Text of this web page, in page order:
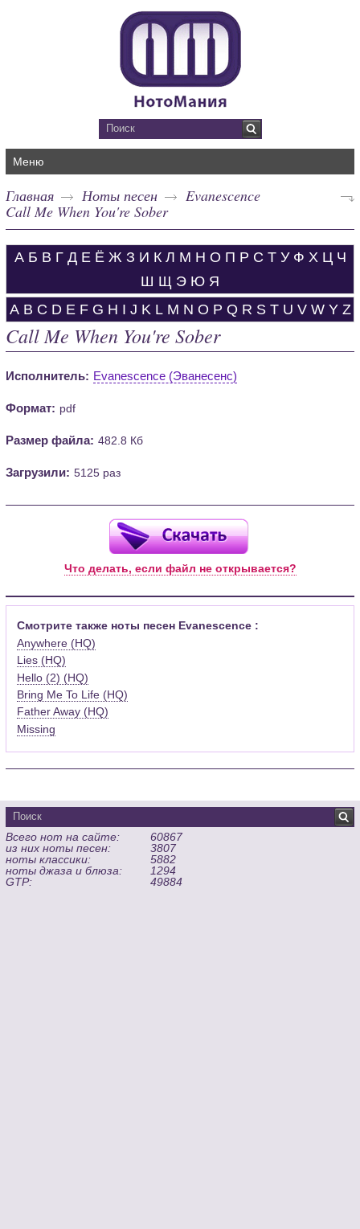
Меню
Главная Ноты песен
Evanescence
Call Me When You're Sober
А Б В Г Д Е Ё Ж З И К Л М Н О П Р С Т У Ф Х Ц Ч
Ш Щ Э Ю Я
A B C D E F G H I J K L M N O P Q R S T U V W Y Z
Call Me When You're Sober
Исполнитель: Evanescence (Эванесенс)
Формат: pdf
Размер файла: 482.8 Кб
Загрузили: 5125 раз
Что делать, если файл не открывается?
Смотрите также ноты песен Evanescence :
Anywhere (HQ)
Lies (HQ)
Hello (2) (HQ)
Bring Me To Life (HQ)
Father Away (HQ)
Missing
Всего нот на сайте:
60867
из них ноты песен:
3807
ноты классики:
5882
ноты джаза и блюза:
1294
GTP:
49884